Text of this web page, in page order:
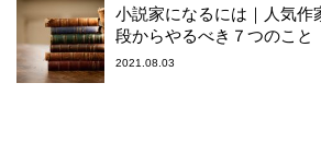
小説家になるには｜人気作
段からやるべき７つのこと
2021.08.03